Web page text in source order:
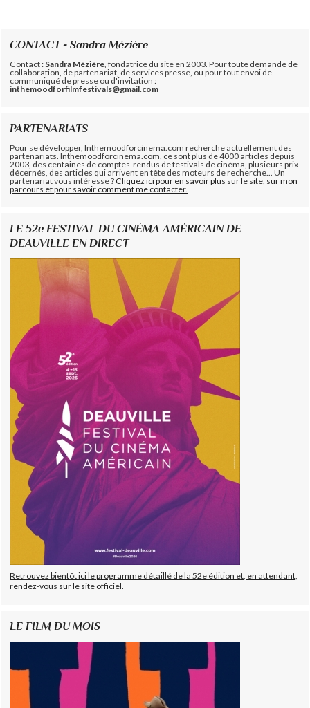
CONTACT - Sandra Mézière
Contact : Sandra Mézière , fondatrice du site en 2003. Pour toute demande de
collaboration, de partenariat, de services presse, ou pour tout envoi de
communiqué de presse ou d'invitation :
inthemoodforfilmfestivals@gmail.com
PARTENARIATS
Pour se développer, Inthemoodforcinema.com recherche actuellement des
partenariats. Inthemoodforcinema.com, ce sont plus de 4000 articles depuis
2003, des centaines de comptes-rendus de festivals de cinéma, plusieurs prix
décernés, des articles qui arrivent en tête des moteurs de recherche... Un
partenariat vous intéresse ?Cliquez ici pour en savoir plus sur le site, sur mon
parcours et pour savoir comment me contacter.
LE 52e FESTIVAL DU CINÉMA AMÉRICAIN DE
DEAUVILLE EN DIRECT
Retrouvez bientôt ici le programme détaillé de la 52e édition et, en attendant,
rendez-vous sur le site officiel.
LE FILM DU MOIS